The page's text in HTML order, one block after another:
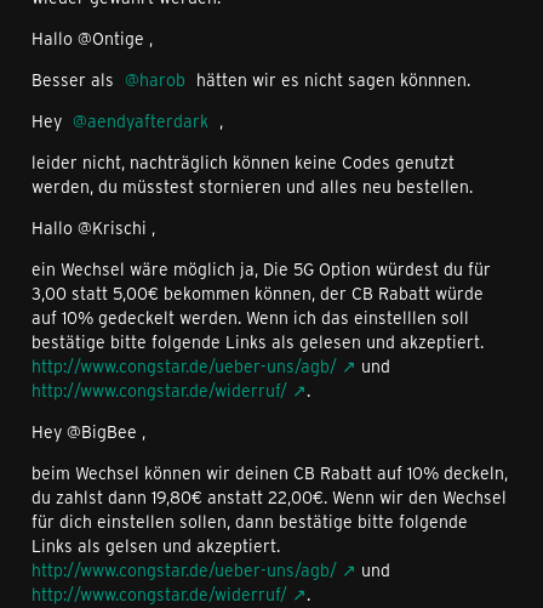
Hallo @Ontige ,
Besser als
harob hätten wir es nicht sagen könnnen.
Hey
aendyafterdark ,
leider nicht, nachträglich können keine Codes genutzt
werden, du müsstest stornieren und alles neu bestellen.
Hallo @Krischi ,
ein Wechsel wäre möglich ja, Die 5G Option würdest du für
3,00 statt 5,00€ bekommen können, der CB Rabatt würde
auf 10% gedeckelt werden. Wenn ich das einstelllen soll
bestätige bitte folgende Links als gelesen und akzeptiert.
http://www.congstar.de/ueber-uns/agb/
und
http://www.congstar.de/widerruf/
.
Hey @BigBee ,
beim Wechsel können wir deinen CB Rabatt auf 10% deckeln,
du zahlst dann 19,80€ anstatt 22,00€. Wenn wir den Wechsel
für dich einstellen sollen, dann bestätige bitte folgende
Links als gelsen und akzeptiert.
http://www.congstar.de/ueber-uns/agb/
und
http://www.congstar.de/widerruf/
.